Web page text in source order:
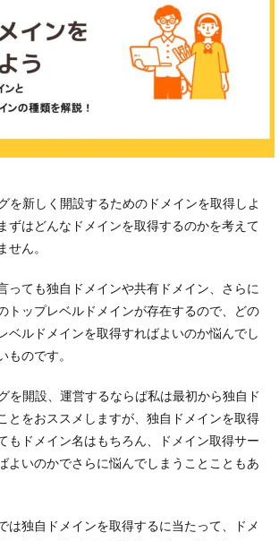
を新しく開設するためのドメインを取得しよ
ずはどんなドメインを取得するのかを考えて
せん。
っても独自ドメインや共有ドメイン、さらに
トップレベルドメインが存在するので、どの
ベルドメインを取得すればよいのか悩んでし
ものです。
を開設、運営するならば私は最初から独自ド
とをおススメしますが、独自ドメインを取得
もドメイン名はもちろん、ドメイン取得サー
よいのかでさらに悩んでしまうことこともあ
は独自ドメインを取得するに当たって、ドメ